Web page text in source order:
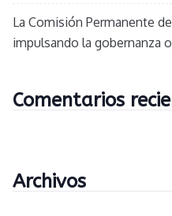
La Comisión Permanente
impulsando la gobernanza
Comentarios
Archivos